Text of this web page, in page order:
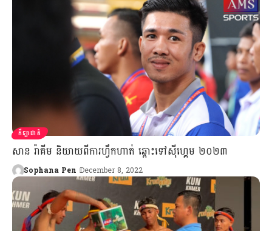
កីឡាជាតិ
សាន រ៉ាគីម និយាយពីការហ្វឹកហាត់ ឆ្ពោះទៅស៊ីហ្គេម ២០២៣
Sophana Pen December 8, 2022